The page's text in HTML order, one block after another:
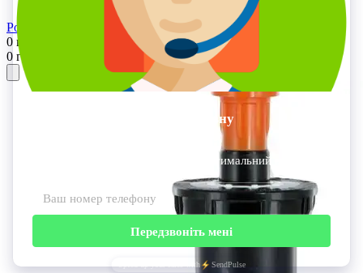
-15%
Роторний зрошувач RAIN BIRD 5012PL-SAM-PRS
0 грн
0 грн